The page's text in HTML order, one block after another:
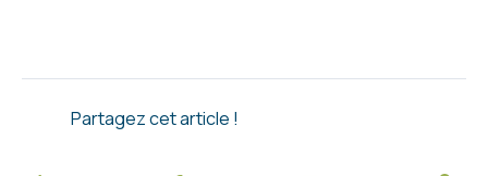
Partagez cet article !